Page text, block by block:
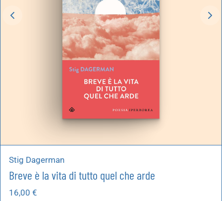
Stig Dagerman
Breve è la vita di tutto quel che arde
16,00 €